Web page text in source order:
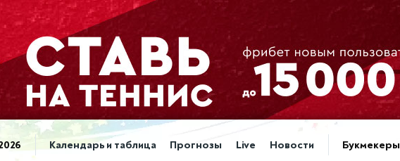
Календарь и таблица Прогнозы Live Новости Букмекеры